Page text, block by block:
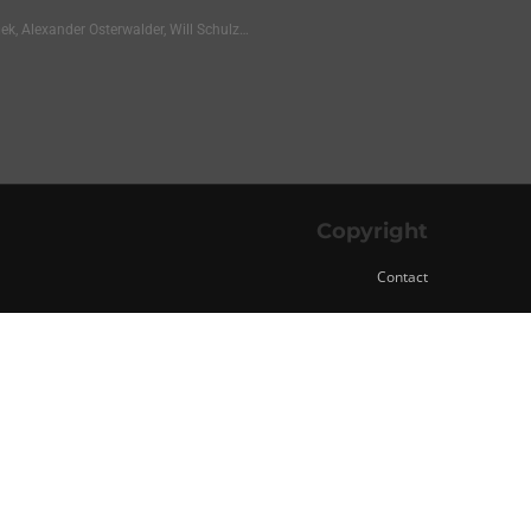
Alexander Osterwalder, Will Schulz…
Copyright
Contact